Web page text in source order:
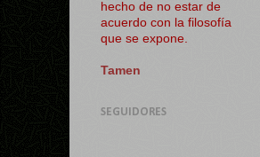
hecho de no estar de
acuerdo con la filosofía
que se expone.
Tamen
SEGUIDORES